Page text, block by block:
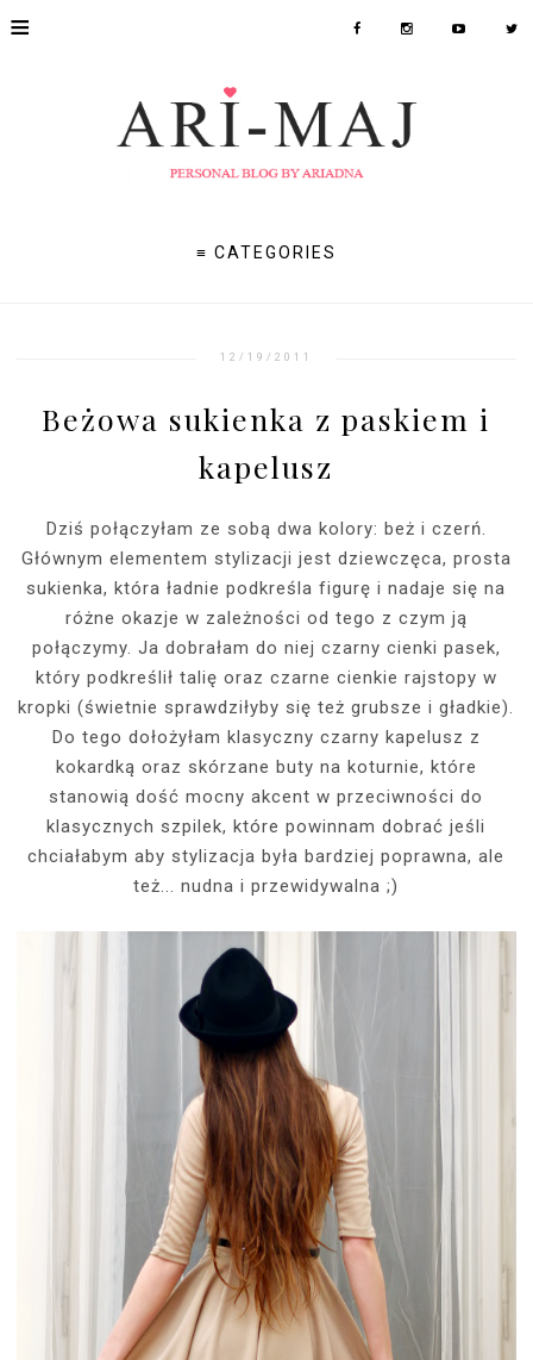
≡
≡ CATEGORIES
12/19/2011
Beżowa sukienka z paskiem i
kapelusz
Dziś połączyłam ze sobą dwa kolory: beż i czerń.
Głównym elementem stylizacji jest dziewczęca, prosta
sukienka, która ładnie podkreśla figurę i nadaje się na
różne okazje w zależności od tego z czym ją
połączymy. Ja dobrałam do niej czarny cienki pasek,
który podkreślił talię oraz czarne cienkie rajstopy w
kropki (świetnie sprawdziłyby się też grubsze i gładkie).
Do tego dołożyłam klasyczny czarny kapelusz z
kokardką oraz skórzane buty na koturnie, które
stanowią dość mocny akcent w przeciwności do
klasycznych szpilek, które powinnam dobrać jeśli
chciałabym aby stylizacja była bardziej poprawna, ale
też... nudna i przewidywalna ;)